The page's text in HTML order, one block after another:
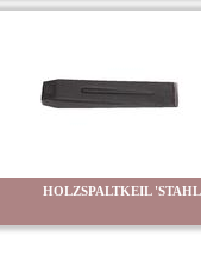
HOLZSPALTKEIL